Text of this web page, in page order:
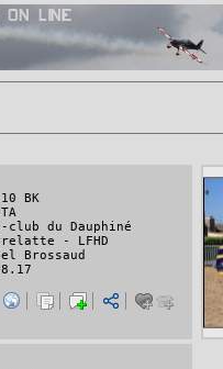
BK
club du Dauphiné
- LFHD
Brossaud